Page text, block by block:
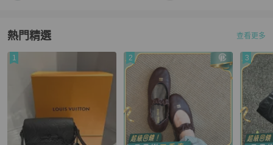
熱門精選 查看更多
1 2 3